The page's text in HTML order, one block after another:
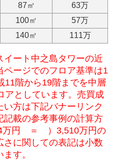
87㎡
63万
100㎡
57万
140㎡ 111万
ート中之島タワーの近
ージでのフロア基準は1
11階から19階までを中層
アとしています。売買成
方は下記バナーリンク
載の参考事例の計算方
円 ＝ ）3,510万円の
に関しての表記は小数
す。